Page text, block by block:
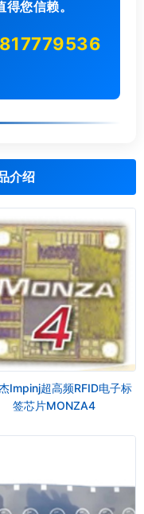
得您信赖。
介绍
Impinj超高频RFID电子标
签芯片MONZA4